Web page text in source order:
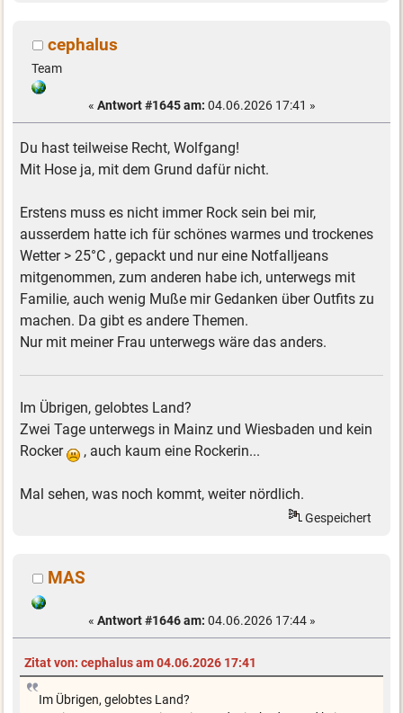
cephalus
Team
« Antwort #1645 am: 04.06.2026 17:41 »
Du hast teilweise Recht, Wolfgang!
Mit Hose ja, mit dem Grund dafür nicht.
Erstens muss es nicht immer Rock sein bei mir,
ausserdem hatte ich für schönes warmes und trockenes
Wetter > 25°C , gepackt und nur eine Notfalljeans
mitgenommen, zum anderen habe ich, unterwegs mit
Familie, auch wenig Muße mir Gedanken über Outfits zu
machen. Da gibt es andere Themen.
Nur mit meiner Frau unterwegs wäre das anders.
Im Übrigen, gelobtes Land?
Zwei Tage unterwegs in Mainz und Wiesbaden und kein
Rocker
, auch kaum eine Rockerin...
Mal sehen, was noch kommt, weiter nördlich.
Gespeichert
MAS
« Antwort #1646 am: 04.06.2026 17:44 »
Zitat von: cephalus am 04.06.2026 17:41
Im Übrigen, gelobtes Land?